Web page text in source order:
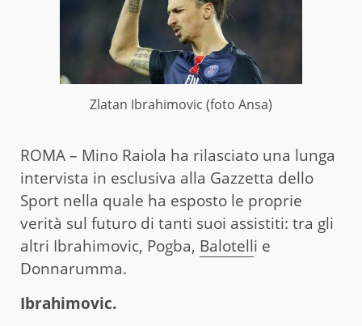
Zlatan Ibrahimovic (foto Ansa)
ROMA – Mino Raiola ha rilasciato una lunga
intervista in esclusiva alla Gazzetta dello
Sport nella quale ha esposto le proprie
verità sul futuro di tanti suoi assistiti: tra gli
altri Ibrahimovic, Pogba, Balotelli e
Donnarumma.
Ibrahimovic.